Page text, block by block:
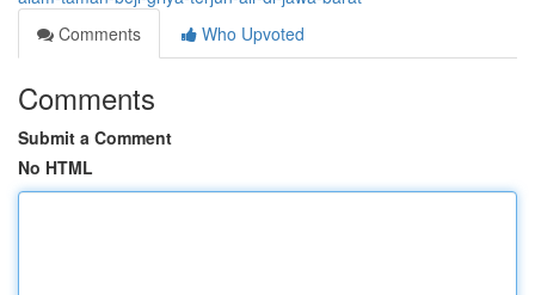
Comments
Who Upvoted
Comments
Submit a Comment
No HTML